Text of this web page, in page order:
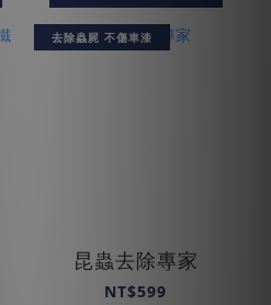
去除蟲屍 不傷車漆
昆蟲去除專家
NT$599